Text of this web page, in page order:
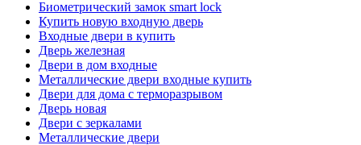
Биометрический замок smart lock
Купить новую входную дверь
Входные двери в купить
Дверь железная
Двери в дом входные
Металлические двери входные купить
Двери для дома с терморазрывом
Дверь новая
Двери с зеркалами
Металлические двери